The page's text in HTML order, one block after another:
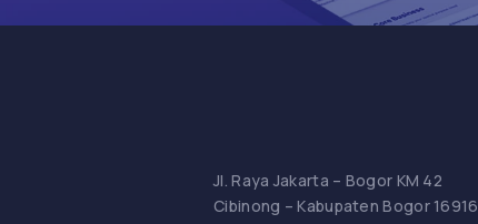
Jl. Raya Jakarta – Bogor KM 42
Cibinong – Kabupaten Bogor 16916